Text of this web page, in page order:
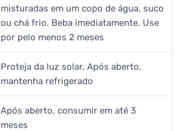
misturadas em um copo de água, suco
ou chá frio. Beba imediatamente. Use
por pelo menos 2 meses
Proteja da luz solar. Após aberto,
mantenha refrigerado
Após aberto, consumir em até 3
meses